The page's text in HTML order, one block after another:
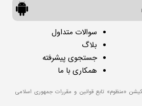
سوالات متداول
بلاگ
جستجوی پیشرفته
همکاری با ما
«منظوم» تابع قوانین و مقررات جمهوری اسلامی